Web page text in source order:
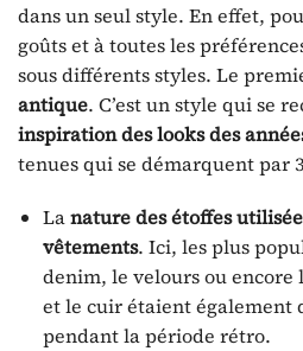
dans un seul style. En effet,
goûts et à toutes les
sous différents styles. Le
antique. C’est un style qui se
inspiration des looks des
tenues qui se démarquent par
Lanature des étoffes
vêtements. Ici, les plus
denim, le velours ou
et le cuir étaient également
pendant la période rétro.